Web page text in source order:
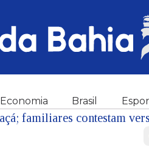
Economia Brasil